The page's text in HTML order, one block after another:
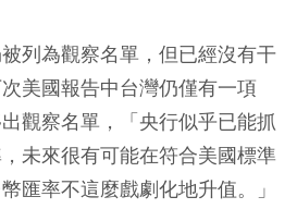
列為觀察名單，但已經沒有干
美國報告中台灣仍僅有一項
出觀察名單，「央行似乎已能抓
未來很有可能在符合美國標準
匯率不這麼戲劇化地升值。」